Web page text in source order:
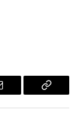
Copy